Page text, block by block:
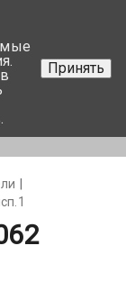
17-350-99-56
44-752-82-08
Задать вопрос
Принять